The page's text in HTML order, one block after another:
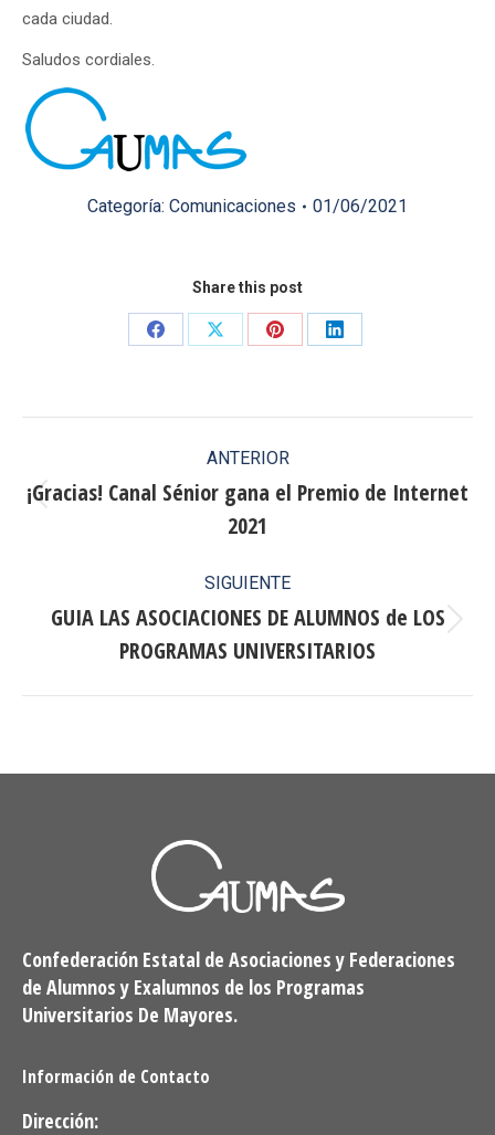
cada ciudad.
Saludos cordiales.
Categoría: Comunicaciones 01/06/2021
Share this post
Share
Share
Share
Share
entre
ANTERIOR
Publicación
anterior:
¡Gracias! Canal Sénior gana el Premio de Internet
2021
SIGUIENTE
Publicación
siguiente:
GUIA LAS ASOCIACIONES DE ALUMNOS de LOS
PROGRAMAS UNIVERSITARIOS
Confederación Estatal de Asociaciones y Federaciones
de Alumnos y Exalumnos de los Programas
Universitarios De Mayores.
Información de Contacto
Dirección: